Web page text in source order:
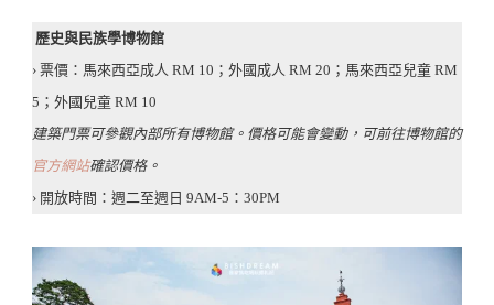
歷史與民族學博物館
› 票價：馬來西亞成人 RM 10；外國成人 RM 20；馬來西亞兒童 RM
5；外國兒童 RM 10
建築門票可參觀內部所有博物館。價格可能會變動，可前往博物館的
官方網站確認價格。
› 開放時間：週二至週日 9AM-5：30PM